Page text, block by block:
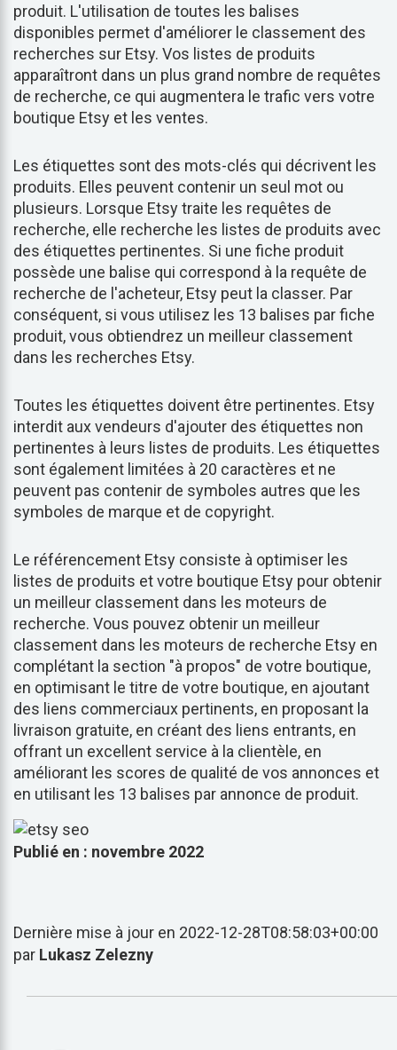
produit. L'utilisation de toutes les balises
disponibles permet d'améliorer le classement des
recherches sur Etsy. Vos listes de produits
apparaîtront dans un plus grand nombre de requêtes
de recherche, ce qui augmentera le trafic vers votre
boutique Etsy et les ventes.
Les étiquettes sont des mots-clés qui décrivent les
produits. Elles peuvent contenir un seul mot ou
plusieurs. Lorsque Etsy traite les requêtes de
recherche, elle recherche les listes de produits avec
des étiquettes pertinentes. Si une fiche produit
possède une balise qui correspond à la requête de
recherche de l'acheteur, Etsy peut la classer. Par
conséquent, si vous utilisez les 13 balises par fiche
produit, vous obtiendrez un meilleur classement
dans les recherches Etsy.
Toutes les étiquettes doivent être pertinentes. Etsy
interdit aux vendeurs d'ajouter des étiquettes non
pertinentes à leurs listes de produits. Les étiquettes
sont également limitées à 20 caractères et ne
peuvent pas contenir de symboles autres que les
symboles de marque et de copyright.
Le référencement Etsy consiste à optimiser les
listes de produits et votre boutique Etsy pour obtenir
un meilleur classement dans les moteurs de
recherche. Vous pouvez obtenir un meilleur
classement dans les moteurs de recherche Etsy en
complétant la section "à propos" de votre boutique,
en optimisant le titre de votre boutique, en ajoutant
des liens commerciaux pertinents, en proposant la
livraison gratuite, en créant des liens entrants, en
offrant un excellent service à la clientèle, en
améliorant les scores de qualité de vos annonces et
en utilisant les 13 balises par annonce de produit.
Publié en : novembre 2022
Dernière mise à jour en 2022-12-28T08:58:03+00:00
par Lukasz Zelezny